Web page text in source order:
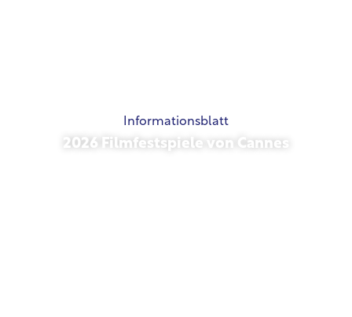
Informationsblatt
2026 Filmfestspiele von Cannes